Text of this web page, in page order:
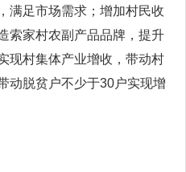
满足市场需求；增加村民收
索家村农副产品品牌，提升
现村集体产业增收，带动村
动脱贫户不少于30户实现增